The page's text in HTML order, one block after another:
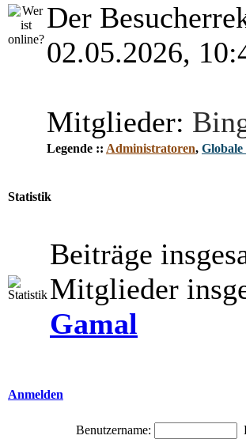
Der
02.05.2026,
Mitglieder:
Legende :: Administratoren,
Statistik
Beiträge
Mitglieder
Gamal
Anmelden
Benutzername: